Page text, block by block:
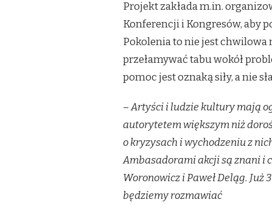
Projekt zakłada m.in.
Konferencji i Kongresów, aby
Pokolenia to nie jest chwilowa
przełamywać tabu wokół
pomoc jest oznaką siły, a nie
–Artyści i ludzie kultury mają
autorytetem większym niż
o kryzysach i wychodzeniu z
Ambasadorami akcji są znani i
Woronowicz i Paweł Deląg.
będziemy rozmawiać